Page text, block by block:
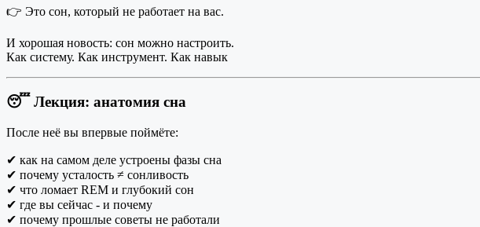
👉 Это сон, который не работает на вас.
И хорошая новость: сон можно настроить.
Как систему. Как инструмент. Как навык
😴 Лекция: анатомия сна
После неё вы впервые поймёте:
✔ как на самом деле устроены фазы сна
✔ почему усталость ≠ сонливость
✔ что ломает REM и глубокий сон
✔ где вы сейчас - и почему
✔ почему прошлые советы не работали